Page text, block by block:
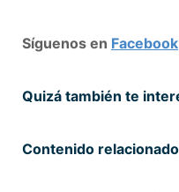
Síguenos en Facebook
Quizá también te
Contenido